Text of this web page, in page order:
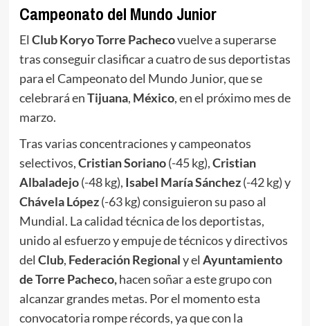
Campeonato del Mundo Junior
El Club Koryo Torre Pachecovuelve a superarse
tras conseguir clasificar a cuatro de sus deportistas
para el Campeonato del Mundo Junior, que se
celebrará enTijuana, México, en el próximo mes de
marzo.
Tras varias concentraciones y campeonatos
selectivos,Cristian Soriano(-45 kg),Cristian
Albaladejo(-48 kg), Isabel María Sánchez(-42 kg) y
Chávela López(-63 kg) consiguieron su paso al
Mundial. La calidad técnica de los deportistas,
unido al esfuerzo y empuje de técnicos y directivos
del Club, Federación Regionaly el Ayuntamiento
de Torre Pacheco,hacen soñar a este grupo con
alcanzar grandes metas. Por el momento esta
convocatoria rompe récords, ya que con la